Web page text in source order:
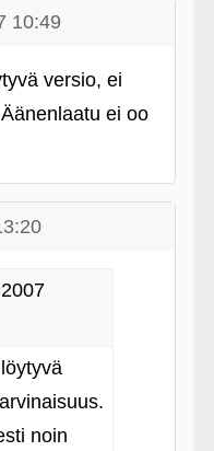
10:49
versio, ei
ei oo
noin